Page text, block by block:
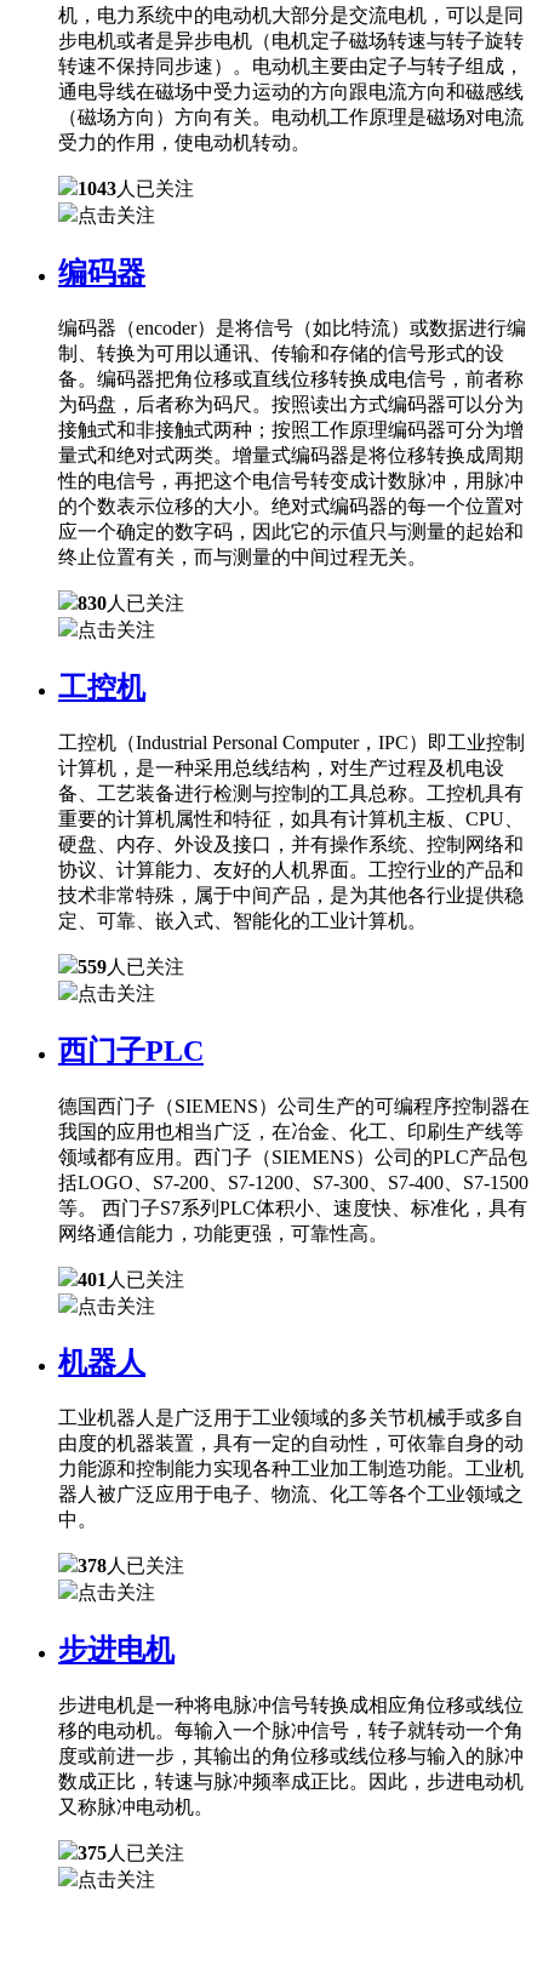
机，电力系统中的电动机大部分是交流电机，可以是同
步电机或者是异步电机（电机定子磁场转速与转子旋转
转速不保持同步速）。电动机主要由定子与转子组成，
通电导线在磁场中受力运动的方向跟电流方向和磁感线
（磁场方向）方向有关。电动机工作原理是磁场对电流
受力的作用，使电动机转动。
1043人已关注
点击关注
编码器
编码器（encoder）是将信号（如比特流）或数据进行编
制、转换为可用以通讯、传输和存储的信号形式的设
备。编码器把角位移或直线位移转换成电信号，前者称
为码盘，后者称为码尺。按照读出方式编码器可以分为
接触式和非接触式两种；按照工作原理编码器可分为增
量式和绝对式两类。增量式编码器是将位移转换成周期
性的电信号，再把这个电信号转变成计数脉冲，用脉冲
的个数表示位移的大小。绝对式编码器的每一个位置对
应一个确定的数字码，因此它的示值只与测量的起始和
终止位置有关，而与测量的中间过程无关。
830人已关注
点击关注
工控机
工控机（Industrial Personal Computer，IPC）即工业控制
计算机，是一种采用总线结构，对生产过程及机电设
备、工艺装备进行检测与控制的工具总称。工控机具有
重要的计算机属性和特征，如具有计算机主板、CPU、
硬盘、内存、外设及接口，并有操作系统、控制网络和
协议、计算能力、友好的人机界面。工控行业的产品和
技术非常特殊，属于中间产品，是为其他各行业提供稳
定、可靠、嵌入式、智能化的工业计算机。
559人已关注
点击关注
西门子PLC
德国西门子（SIEMENS）公司生产的可编程序控制器在
我国的应用也相当广泛，在冶金、化工、印刷生产线等
领域都有应用。西门子（SIEMENS）公司的PLC产品包
括LOGO、S7-200、S7-1200、S7-300、S7-400、S7-1500
等。 西门子S7系列PLC体积小、速度快、标准化，具有
网络通信能力，功能更强，可靠性高。
401 人已关注
点击关注
机器人
工业机器人是广泛用于工业领域的多关节机械手或多自
由度的机器装置，具有一定的自动性，可依靠自身的动
力能源和控制能力实现各种工业加工制造功能。工业机
器人被广泛应用于电子、物流、化工等各个工业领域之
中。
378人已关注
点击关注
步进电机
步进电机是一种将电脉冲信号转换成相应角位移或线位
移的电动机。每输入一个脉冲信号，转子就转动一个角
度或前进一步，其输出的角位移或线位移与输入的脉冲
数成正比，转速与脉冲频率成正比。因此，步进电动机
又称脉冲电动机。
375人已关注
点击关注